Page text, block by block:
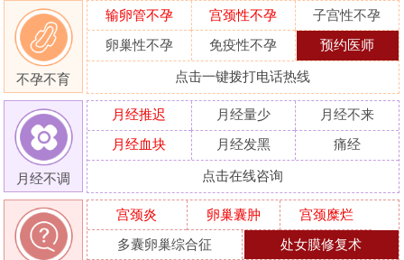
不孕不育
输卵管不孕 宫颈性不孕
子宫性不孕
卵巢性不孕
免疫性不孕 预约医师
点击一键拨打电话热线
月经不调
月经推迟 月经量少
月经不来
月经血块
月经发黑 痛经
点击在线咨询
宫颈炎 卵巢囊肿
宫颈糜烂
多囊卵巢综合征
处女膜修复术